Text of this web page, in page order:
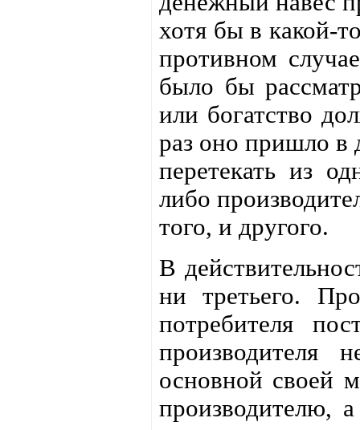
хотя бы в какой-
противном
было бы
или богатство
раз оно пришло в
перетекать из
либо
того, и другого.
В
ни третьего.
потребителя
производителя
основной своей
производителю,